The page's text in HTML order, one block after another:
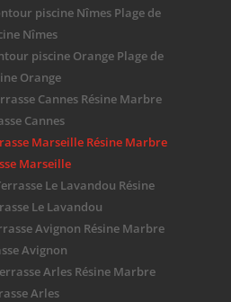
piscine Nîmes Plage de
Nîmes
piscine Orange Plage de
Orange
Cannes Résine Marbre
Cannes
Marseille Résine Marbre
Marseille
Le Lavandou Résine
Le Lavandou
Avignon Résine Marbre
Avignon
Arles Résine Marbre
Arles